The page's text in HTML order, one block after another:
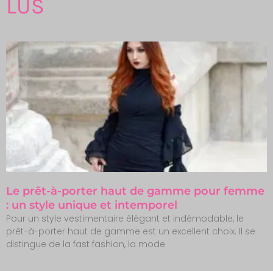
LUS
Le prêt-à-porter haut de gamme pour femme
: un style unique et intemporel
Pour un style vestimentaire élégant et indémodable, le
prêt-à-porter haut de gamme est un excellent choix. Il se
distingue de la fast fashion, la mode